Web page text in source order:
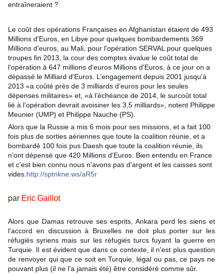
entraîneraient ?
Le coût des opérations Françaises en Afghanistan étaient de 493
Millions d'Euros, en Libye pour quelques bombardements 369
Millions d'euros, au Mali, pour l'opération SERVAL pour quelques
troupes fin 2013, la cour des comptes évalue le coût total de
l'opération à 647 millions d'euros Millions d'Euros, à ce jour on a
dépassé le Milliard d'Euros. L’engagement depuis 2001 jusqu'à
2013 «a coûté près de 3 milliards d’euros pour les seules
dépenses militaires» et, «à l’échéance de 2014, le surcoût total
lié à l’opération devrait avoisiner les 3,5 milliards», notent Philippe
Meunier (UMP) et Philippe Nauche (PS).
Alors que la Russie a mis 6 mois pour ses missions, et a fait 100
fois plus de sorties aériennes que toute la coalition réunie, et a
bombardé 100 fois pus Daesh que toute la coalition réunie, ils
n'ont dépensé que 420 Millions d'Euros. Bien entendu en France
et c'est bien connu nous n'avons pas d'argent et les caisses sont
vides. http://sptnkne.ws/aR5r
par Eric Gaillot
Alors que Damas retrouve ses esprits, Ankara perd les siens et
l'accord en discussion à Bruxelles ne doit plus porter sur les
réfugiés syriens mais sur les réfugiés turcs fuyant la guerre en
Turquie. Il est évident que dans ce contexte, il n'est plus question
de renvoyer qui que ce soit en Turquie, légal ou pas, ce pays ne
pouvant plus (il ne l'a jamais été) être considéré comme sûr.